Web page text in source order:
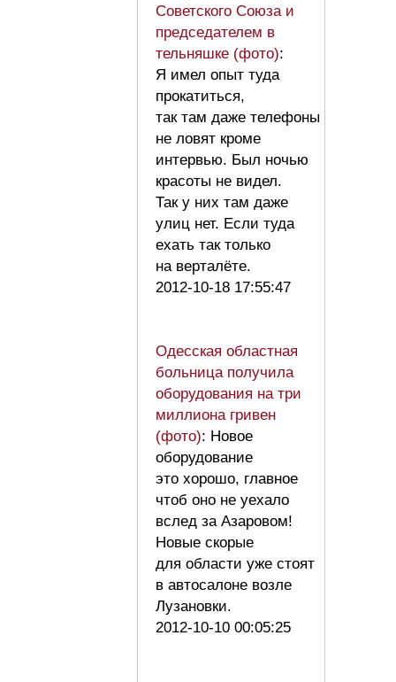
Советского Союза и
председателем в
тельняшке (фото):
Я имел опыт туда
прокатиться,
так там даже телефоны
не ловят кроме
интервью. Был ночью
красоты не видел.
Так у них там даже
улиц нет. Если туда
ехать так только
на верталёте.
2012-10-18 17:55:47
Одесская областная
больница получила
оборудования на три
миллиона гривен
(фото): Новое
оборудование
это хорошо, главное
чтоб оно не уехало
вслед за Азаровом!
Новые скорые
для области уже стоят
в автосалоне возле
Лузановки.
2012-10-10 00:05:25